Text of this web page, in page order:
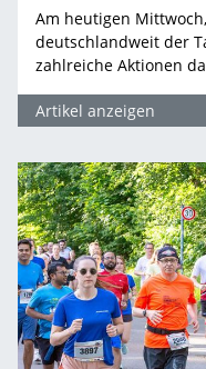
Am heutigen
deutschlandweit der
zahlreiche Aktionen
Artikel anzeigen